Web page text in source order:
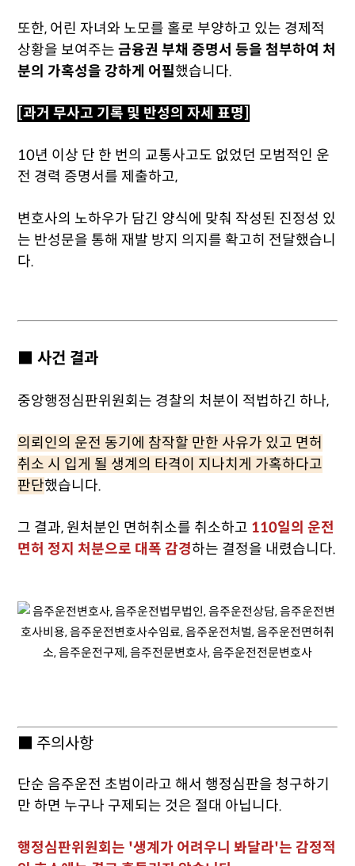
또한, 어린 자녀와 노모를 홀로 부양하고 있는 경제적
상황을 보여주는금융권 부채 증명서 등을 첨부하여 처
분의 가혹성을 강하게 어필했습니다.
[과거 무사고 기록 및 반성의 자세 표명]
10년 이상 단 한 번의 교통사고도 없었던 모범적인 운
전 경력 증명서를 제출하고,
변호사의 노하우가 담긴 양식에 맞춰 작성된 진정성 있
는 반성문을 통해 재발 방지 의지를 확고히 전달했습니
다.
■ 사건 결과
중앙행정심판위원회는 경찰의 처분이 적법하긴 하나,
의뢰인의 운전 동기에 참작할 만한 사유가 있고 면허
취소 시 입게 될 생계의 타격이 지나치게 가혹하다고
판단했습니다.
그 결과, 원처분인 면허취소를 취소하고 110일의 운전
면허 정지 처분으로 대폭 감경하는 결정을 내렸습니다.
■ 주의사항
단순 음주운전 초범이라고 해서 행정심판을 청구하기
만 하면 누구나 구제되는 것은 절대 아닙니다.
행정심판위원회는 '생계가 어려우니 봐달라'는 감정적